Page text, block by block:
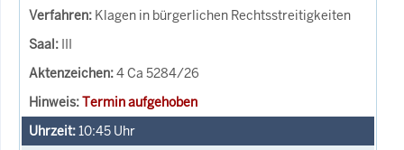
Klagen in bürgerlichen Rechtsstreitigkeiten
III
4 Ca 5284/26
Termin aufgehoben
10:45 Uhr